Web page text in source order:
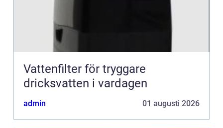
Vattenfilter för tryggare
dricksvatten i vardagen
admin 01 augusti 2026